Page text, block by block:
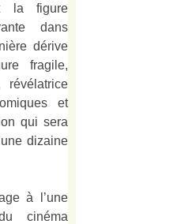
la figure
dans
dérive
fragile,
révélatrice
et
qui sera
dizaine
à l’une
cinéma